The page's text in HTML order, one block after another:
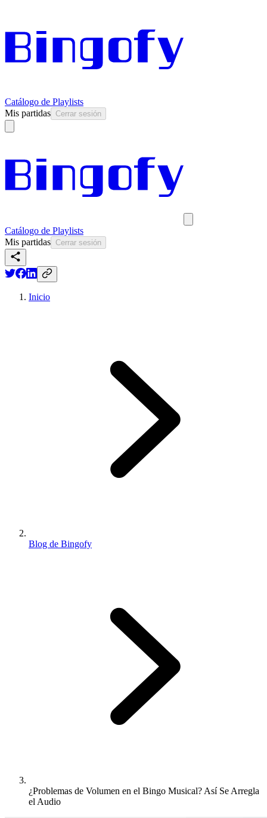
Catálogo de Playlists
Mis partidas Cerrar sesión
Catálogo de Playlists
Mis partidas Cerrar sesión
Inicio
Blog de Bingofy
¿Problemas de Volumen en el Bingo Musical? Así Se Arregla
el Audio